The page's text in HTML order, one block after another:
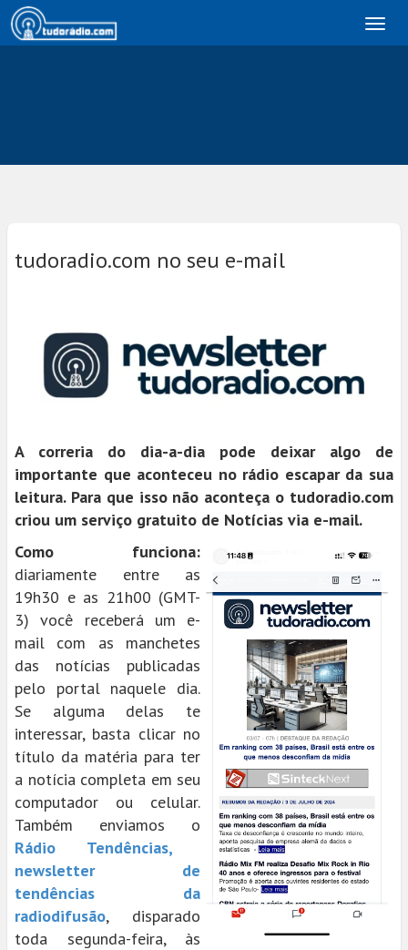
tudoradio.com no seu e-mail
A correria do dia-a-dia pode deixar algo de
importante que aconteceu no rádio escapar da sua
leitura. Para que isso não aconteça o tudoradio.com
criou um serviço gratuito de Notícias via e-mail.
Como funciona:
diariamente entre as
19h30 e as 21h00 (GMT-
3) você receberá um e-
mail com as manchetes
das notícias publicadas
pelo portal naquele dia.
Se alguma delas te
interessar, basta clicar no
título da matéria para ter
a notícia completa em seu
computador ou celular.
Também enviamos o
Rádio Tendências,
newsletter de
tendências da
radiodifusão, disparado
toda segunda-feira, às